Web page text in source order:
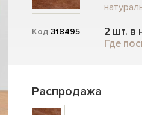
Код 318495
2 шт. в
Где
Распродажа